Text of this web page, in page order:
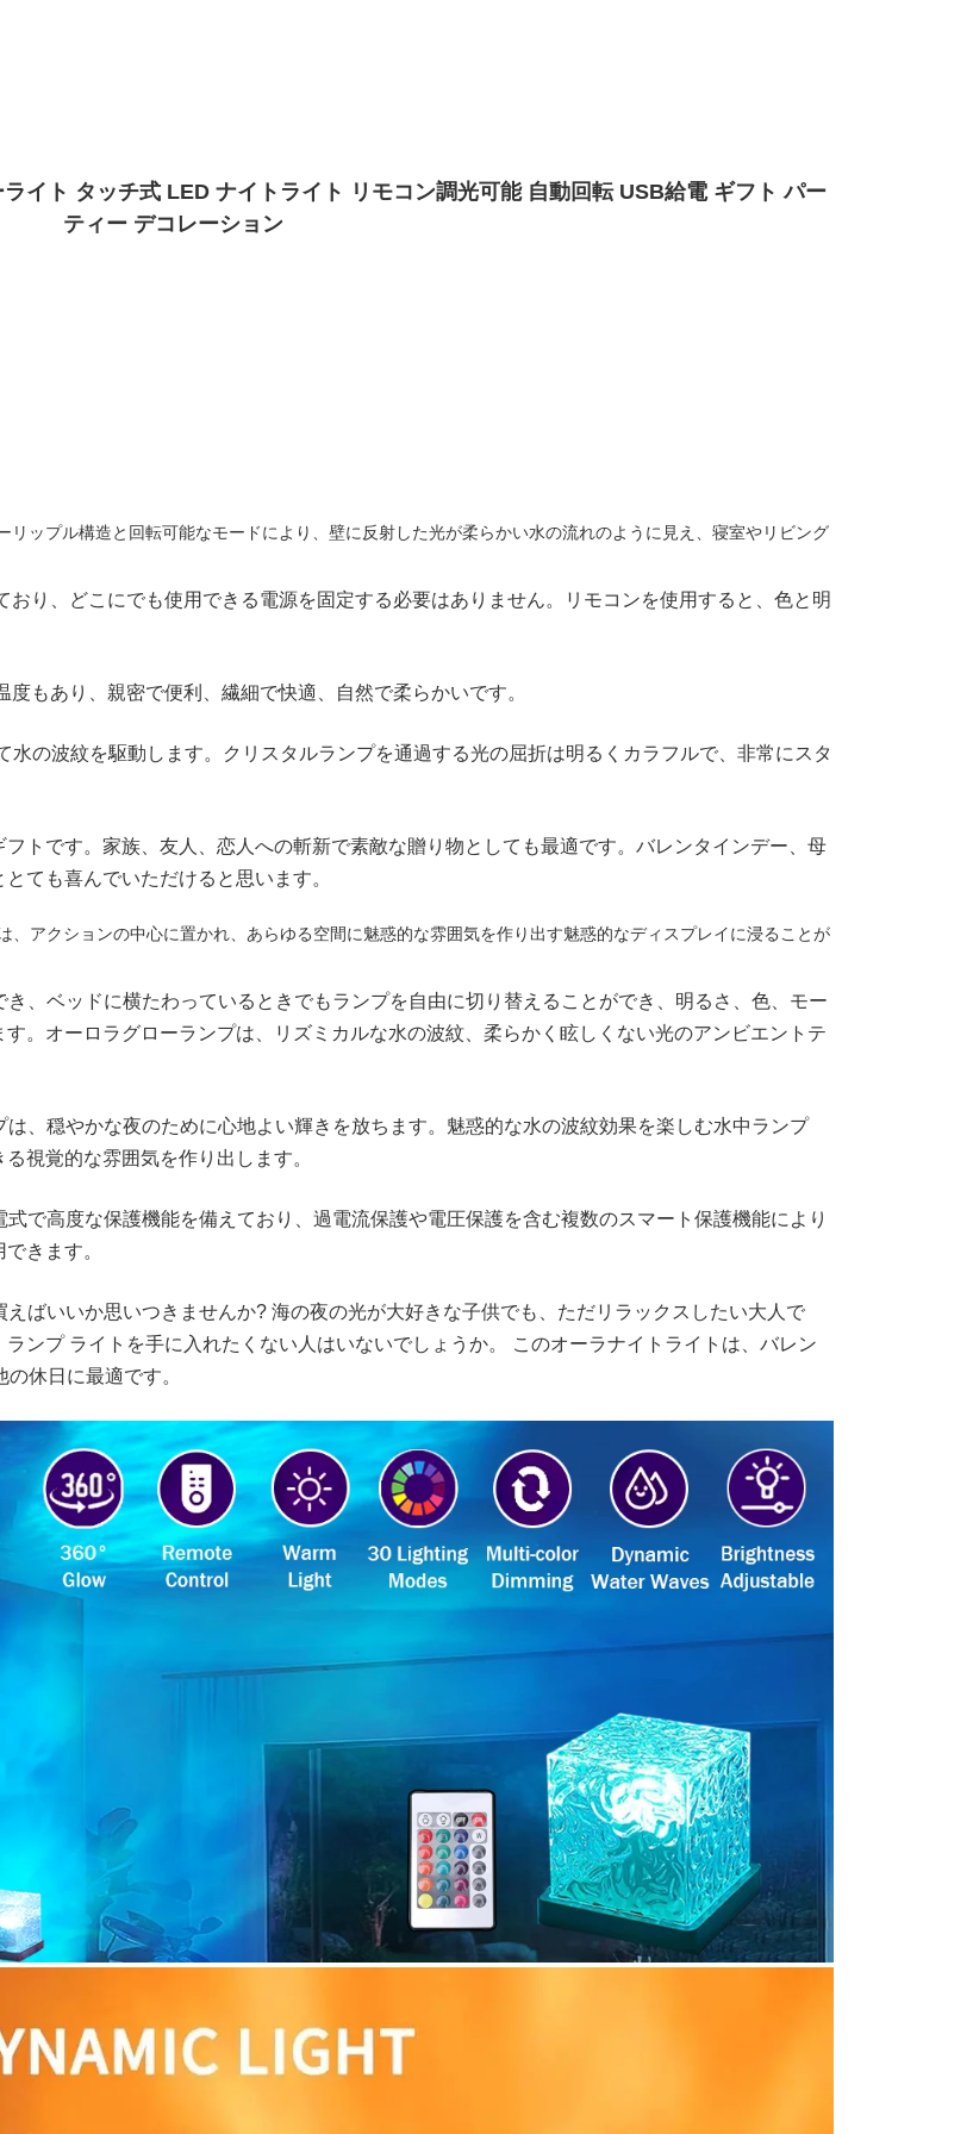
イト タッチ式 LED ナイトライト リモコン調光可能 自動回転 USB給電 ギフト パー
ティー デコレーション
リップル構造と回転可能なモードにより、壁に反射した光が柔らかい水の流れのように見え、寝室やリビング
おり、どこにでも使用できる電源を固定する必要はありません。リモコンを使用すると、色と明
もあり、親密で便利、繊細で快適、自然で柔らかいです。
水の波紋を駆動します。クリスタルランプを通過する光の屈折は明るくカラフルで、非常にスタ
トです。家族、友人、恋人への斬新で素敵な贈り物としても最適です。バレンタインデー、母
ても喜んでいただけると思います。
、アクションの中心に置かれ、あらゆる空間に魅惑的な雰囲気を作り出す魅惑的なディスプレイに浸ることが
、ベッドに横たわっているときでもランプを自由に切り替えることができ、明るさ、色、モー
。オーロラグローランプは、リズミカルな水の波紋、柔らかく眩しくない光のアンビエントテ
、穏やかな夜のために心地よい輝きを放ちます。魅惑的な水の波紋効果を楽しむ水中ランプ
視覚的な雰囲気を作り出します。
で高度な保護機能を備えており、過電流保護や電圧保護を含む複数のスマート保護機能により
きます。
ばいいか思いつきませんか? 海の夜の光が大好きな子供でも、ただリラックスしたい大人で
ンプ ライトを手に入れたくない人はいないでしょうか。 このオーラナイトライトは、バレン
休日に最適です。